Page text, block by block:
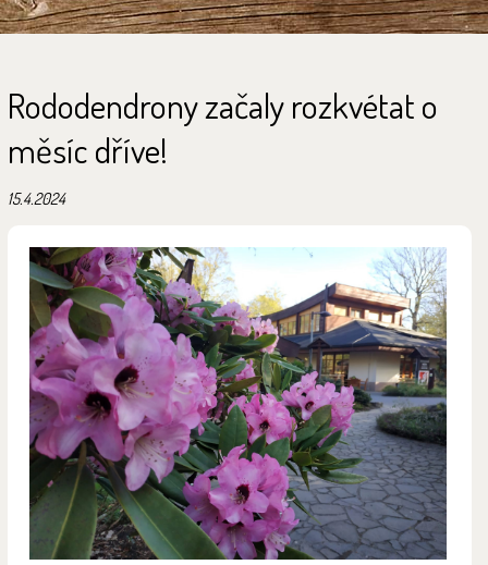
Rododendrony začaly rozkvétat o
měsíc dříve!
15.4.2024